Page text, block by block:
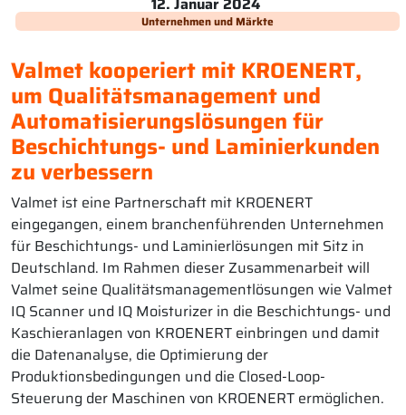
Unternehmen und Märkte
Valmet kooperiert mit KROENERT,
um Qualitätsmanagement und
Automatisierungslösungen für
Beschichtungs- und Laminierkunden
zu verbessern
Valmet ist eine Partnerschaft mit KROENERT
eingegangen, einem branchenführenden Unternehmen
für Beschichtungs- und Laminierlösungen mit Sitz in
Deutschland. Im Rahmen dieser Zusammenarbeit will
Valmet seine Qualitätsmanagementlösungen wie Valmet
IQ Scanner und IQ Moisturizer in die Beschichtungs- und
Kaschieranlagen von KROENERT einbringen und damit
die Datenanalyse, die Optimierung der
Produktionsbedingungen und die Closed-Loop-
Steuerung der Maschinen von KROENERT ermöglichen.